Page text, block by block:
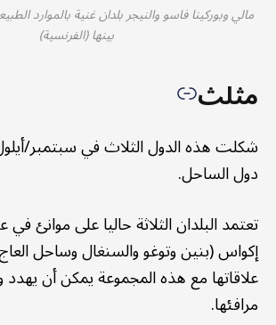
مالي وبوركينا فاسو والنيجر بلدان غنية بالموارد
بينها (الفرنسية)
مثلث
دول الساحل.
تعتمد البلدان الثلاثة حاليا على موانئ
إكواس (بنين وتوغو والسنغال وساحل العاج
علاقاتها مع هذه المجموعة يمكن أن يهدد
مرافئها.